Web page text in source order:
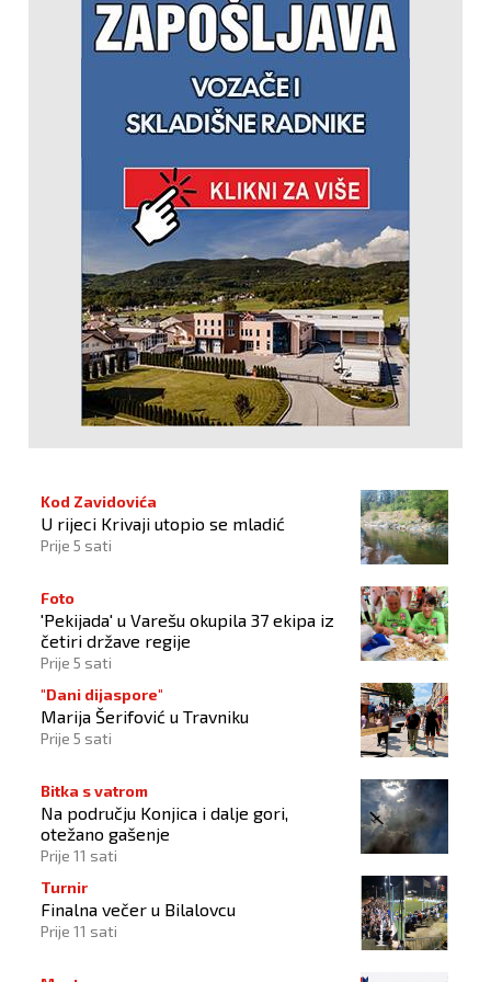
Kod Zavidovića
U rijeci Krivaji utopio se mladić
Prije 5 sati
Foto
'Pekijada' u Varešu okupila 37 ekipa iz
četiri države regije
Prije 5 sati
"Dani dijaspore"
Marija Šerifović u Travniku
Prije 5 sati
Bitka s vatrom
Na području Konjica i dalje gori,
otežano gašenje
Prije 11 sati
Turnir
Finalna večer u Bilalovcu
Prije 11 sati